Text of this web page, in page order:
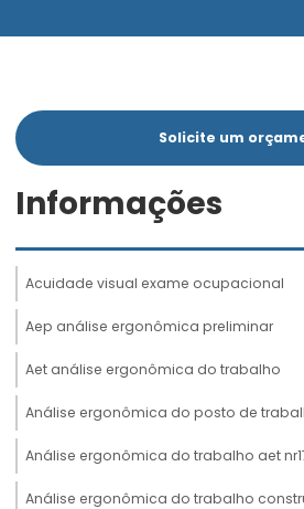
Solicite um
Informações
Acuidade visual exame ocupacional
Aep análise ergonômica preliminar
Aet análise ergonômica do trabalho
Análise ergonômica do posto de
Análise ergonômica do trabalho aet
Análise ergonômica do trabalho